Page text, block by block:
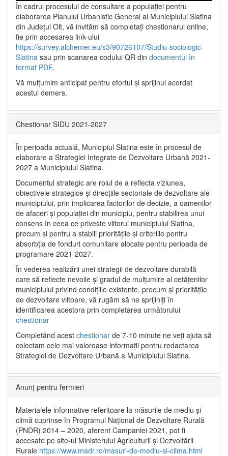
În cadrul procesului de consultare a populaţiei pentru
elaborarea Planului Urbanistic General al Municipiului Slatina
din Județul Olt, vă invităm să completați chestionarul online,
fie prin accesarea link-ului
https://survey.alchemer.eu/s3/90726107/Studiu-sociologic-
Slatina sau prin scanarea codului QR din documentul în
format PDF.
Vă mulţumim anticipat pentru efortul şi sprijinul acordat
acestui demers.
Chestionar SIDU 2021-2027
În perioada actuală, Municipiul Slatina este în procesul de
elaborare a Strategiei Integrate de Dezvoltare Urbană 2021‐
2027 a Municipiului Slatina.
Documentul strategic are rolul de a reflecta viziunea,
obiectivele strategice și direcțiile sectoriale de dezvoltare ale
municipiului, prin implicarea factorilor de decizie, a oamenilor
de afaceri și populației din municipiu, pentru stabilirea unui
consens în ceea ce privește viitorul municipiului Slatina,
precum și pentru a stabili prioritățile și criteriile pentru
absorbția de fonduri comunitare alocate pentru perioada de
programare 2021-2027.
În vederea realizării unei strategii de dezvoltare durabilă
care să reflecte nevoile și gradul de mulțumire al cetățenilor
municipiului privind condițiile existente, precum și prioritățile
de dezvoltare viitoare, vă rugăm să ne sprijiniți în
identificarea acestora prin completarea următorului
chestionar
Completând acest chestionar de 7-10 minute ne veți ajuta să
colectam cele mai valoroase informații pentru redactarea
Strategiei de Dezvoltare Urbană a Municipiului Slatina.
Anunț pentru fermieri
Materialele informative referitoare la măsurile de mediu și
climă cuprinse în Programul Național de Dezvoltare Rurală
(PNDR) 2014 – 2020, aferent Campaniei 2021, pot fi
accesate pe site-ul Ministerului Agriculturii și Dezvoltării
Rurale https://www.madr.ro/masuri-de-mediu-si-clima.html